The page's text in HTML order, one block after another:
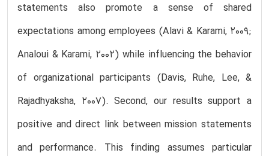
statements also promote a sense of shared
expectations among employees (Alavi & Karami, 2009;
Analoui & Karami, 2002) while influencing the behavior
of organizational participants (Davis, Ruhe, Lee, &
Rajadhyaksha, 2007). Second, our results support a
positive and direct link between mission statements
and performance. This finding assumes particular